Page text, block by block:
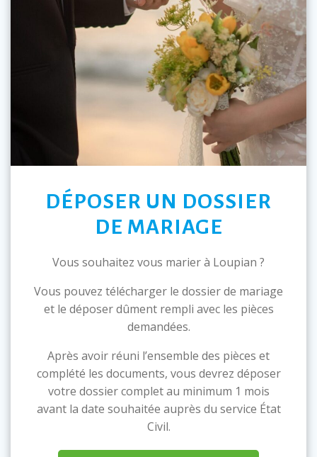
DÉPOSER UN DOSSIER
DE MARIAGE
Vous souhaitez vous marier à Loupian ?
Vous pouvez télécharger le dossier de mariage
et le déposer dûment rempli avec les pièces
demandées.
Après avoir réuni l’ensemble des pièces et
complété les documents, vous devrez déposer
votre dossier complet au minimum 1 mois
avant la date souhaitée auprès du service État
Civil.